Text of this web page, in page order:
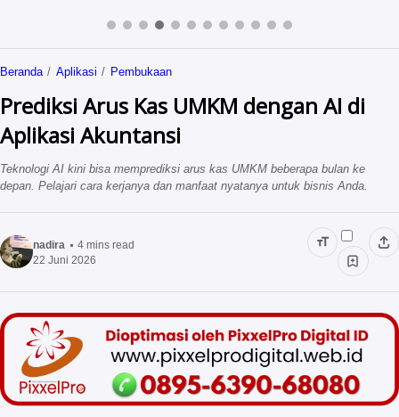
Jasa Digital Marketing
Program Internship
Sevenstar Digital
Vendor Outbound
Beranda Aplikasi Pembukaan
Prediksi Arus Kas UMKM dengan AI di
Aplikasi Akuntansi
Teknologi AI kini bisa memprediksi arus kas UMKM beberapa bulan ke
depan. Pelajari cara kerjanya dan manfaat nyatanya untuk bisnis Anda.
nadira 4mins read
22 Juni 2026